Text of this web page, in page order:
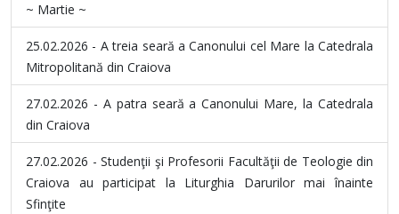
~ Martie ~
25.02.2026 - A treia seară a Canonului cel Mare la Catedrala
Mitropolitană din Craiova
27.02.2026 - A patra seară a Canonului Mare, la Catedrala
din Craiova
27.02.2026 - Studenţii şi Profesorii Facultăţii de Teologie din
Craiova au participat la Liturghia Darurilor mai înainte
Sfinţite